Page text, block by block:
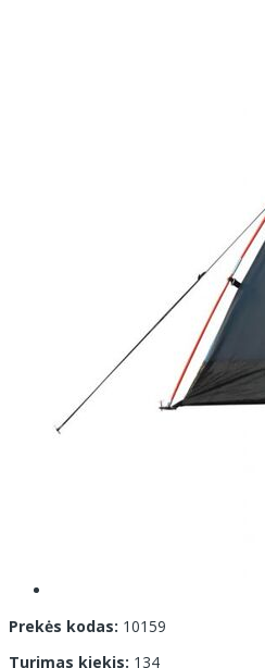
Prekės kodas: 10159
Turimas kiekis: 134